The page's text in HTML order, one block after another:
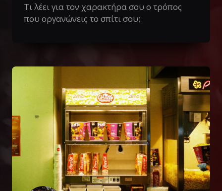
Τι λέει για τον χαρακτήρα σου ο τρόπος
που οργανώνεις το σπίτι σου;